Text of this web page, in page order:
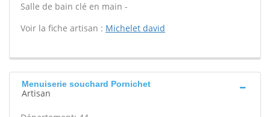
Salle de bain clé en main -
Voir la fiche artisan : Michelet david
Menuiserie souchard Pornichet
Artisan